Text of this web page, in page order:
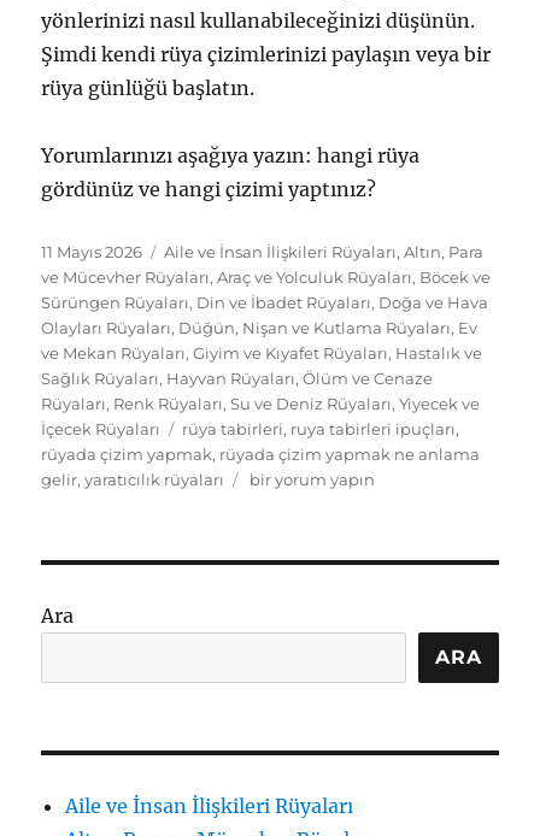
yönlerinizi nasıl kullanabileceğinizi düşünün.
Şimdi kendi rüya çizimlerinizi paylaşın veya bir
rüya günlüğü başlatın.
Yorumlarınızı aşağıya yazın: hangi rüya
gördünüz ve hangi çizimi yaptınız?
Yayın
tarihi
11 Mayıs 2026 Kategoriler
Aile ve İnsan İlişkileri Rüyaları,Altın, Para
ve Mücevher Rüyaları,Araç ve Yolculuk Rüyaları, Böcek ve
Sürüngen Rüyaları, Din ve İbadet Rüyaları, Doğa ve Hava
Olayları Rüyaları, Düğün, Nişan ve Kutlama Rüyaları, Ev
ve Mekan Rüyaları,Giyim ve Kıyafet Rüyaları, Hastalık ve
Sağlık Rüyaları, Hayvan Rüyaları,Ölüm ve Cenaze
Rüyaları, Renk Rüyaları,Su ve Deniz Rüyaları,Yiyecek ve
İçecek Rüyaları
Etiketler
rüya tabirleri, ruya tabirleri ipuçları,
rüyada çizim yapmak, rüyada çizim yapmak ne anlama
gelir,yaratıcılık rüyaları
Rüyada
İçsel
için
bir yorum yapın
Ara
ARA
Aile ve İnsan İlişkileri Rüyaları